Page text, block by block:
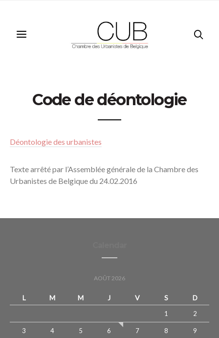
Code de déontologie
Déontologie des urbanistes
Texte arrêté par l’Assemblée générale de la Chambre des
Urbanistes de Belgique du 24.02.2016
AOÛT 2026
L M M J V S D
1 2
3 4 5 6 7 8 9